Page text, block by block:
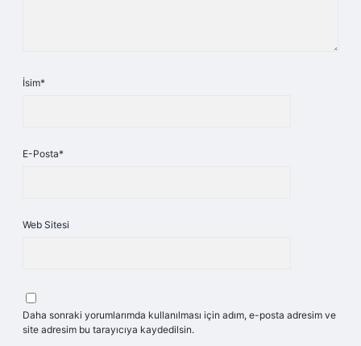
İsim*
E-Posta*
Web Sitesi
Daha sonraki yorumlarımda kullanılması için adım, e-posta adresim ve
site adresim bu tarayıcıya kaydedilsin.